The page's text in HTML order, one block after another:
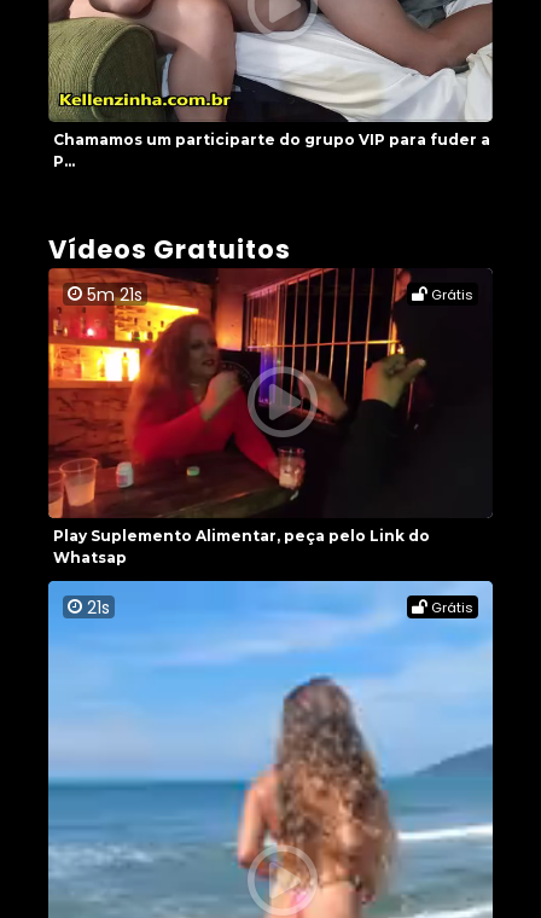
Chamamos um participarte do grupo VIP para fuder a
P...
Vídeos Gratuitos
5m 21s Grátis
Play Suplemento Alimentar, peça pelo Link do
Whatsap
21s Grátis